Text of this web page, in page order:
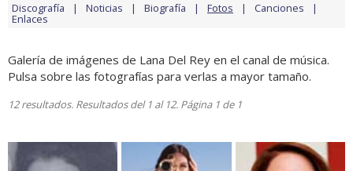
Discografía Noticias Biografía Fotos Canciones
Enlaces
Galería de imágenes de Lana Del Rey en el canal de música.
Pulsa sobre las fotografías para verlas a mayor tamaño.
12 resultados. Resultados del 1 al 12. Página 1 de 1